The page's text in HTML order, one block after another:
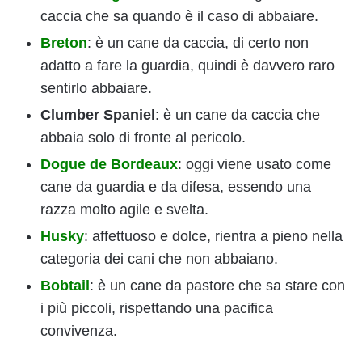
caccia che sa quando è il caso di abbaiare.
Breton: è un cane da caccia, di certo non
adatto a fare la guardia, quindi è davvero raro
sentirlo abbaiare.
Clumber Spaniel : è un cane da caccia che
abbaia solo di fronte al pericolo.
Dogue de Bordeaux: oggi viene usato come
cane da guardia e da difesa, essendo una
razza molto agile e svelta.
Husky: affettuoso e dolce, rientra a pieno nella
categoria dei cani che non abbaiano.
Bobtail : è un cane da pastore che sa stare con
i più piccoli, rispettando una pacifica
convivenza.